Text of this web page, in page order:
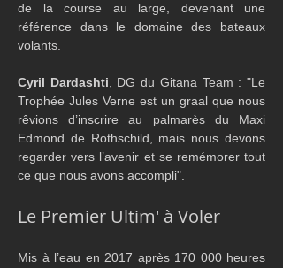
de la course au large, devenant une
référence dans le domaine des bateaux
volants.
Cyril Dardashti , DG du Gitana Team : "Le
Trophée Jules Verne est un graal que nous
rêvions d’inscrire au palmarès du Maxi
Edmond de Rothschild, mais nous devons
regarder vers l’avenir et se remémorer tout
ce que nous avons accompli".
Le Premier Ultim' à Voler
Mis à l’eau en 2017 après 170 000 heures